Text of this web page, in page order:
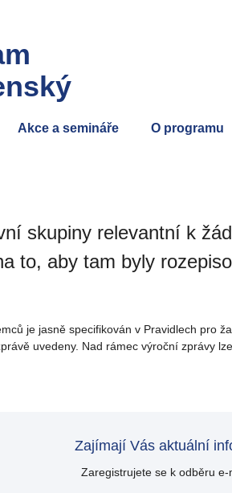
Akce a semináře O programu
skupiny relevantní k
to, aby tam byly
je jasně specifikován v Pravidlech pro
uvedeny. Nad rámec výroční zprávy
Zajímají Vás aktuální
Zaregistrujete se k odběru